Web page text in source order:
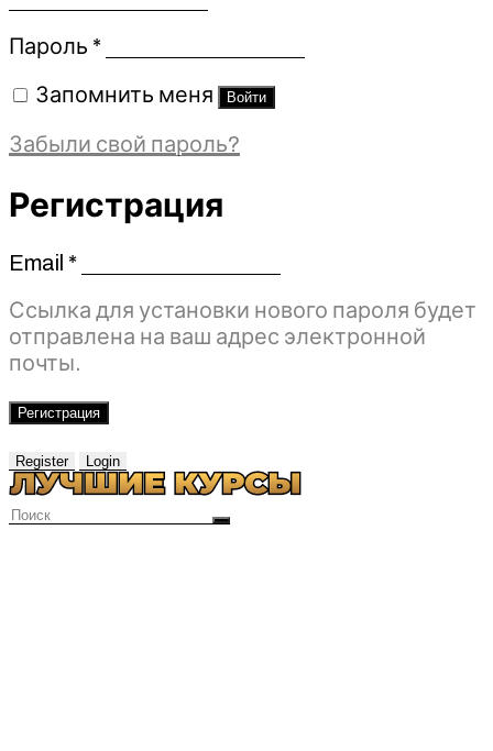
Пароль *Обязательно
Запомнить меня Войти
Забыли свой пароль?
Регистрация
Email *Обязательно
Ссылка для установки нового пароля будет
отправлена ​​на ваш адрес электронной
почты.
Регистрация
Register Login